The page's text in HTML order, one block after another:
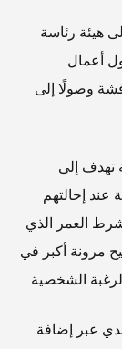
هيئة رئاسة
أعمال
وصولًا إلى
تهدف إلى
عند إحالتهم
العمر الذي
مرونة أكبر في
الشخصية
عبر إضافة